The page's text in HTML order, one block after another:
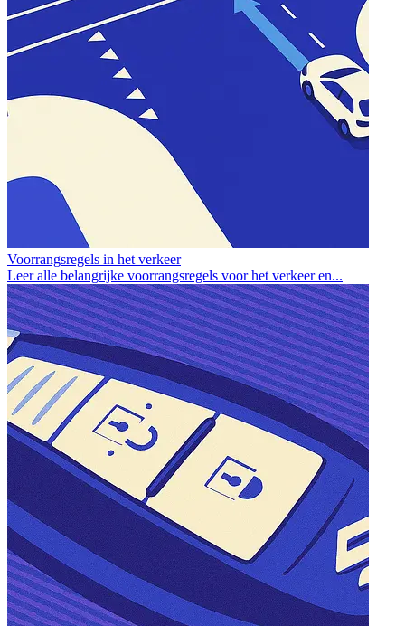
Voorrangsregels in het verkeer
Leer alle belangrijke voorrangsregels voor het verkeer en...